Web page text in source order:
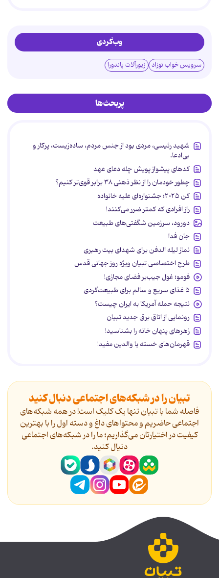
وب‌گردی
سرویس خواب نوزاد زیورآلات پاندورا
پربحث‌ها
شهید رئیسی، مردی بود از جنس مردم، ساده‌زیست، پرکار و
بی‌ادعا.
کدهای پیشواز پویش چله دعای عهد
چطور خودمان را از نظر ذهنی ۳۸ برابر قوی‌تر کنیم؟
کن ۲۰۲۵؛ جشنواره‌ای علیه خانواده
راز افرادی که کمتر ضرر می‌کنند!
دورود، سرزمین شگفتی‌های طبیعت
جان فدا
نماز لیله الدفن برای شهدای بیت رهبری
طرح اختصاصی تبیان ویژه روز جهانی قدس
فومو؛ غول جیب‌بر فضای مجازی!
۵ غذای سریع و سالم برای طبیعت‌گردی
نتیجه حمله آمریکا به ایران چیست؟
رونمایی از اتاق برق جدید تبیان
زهرهای پنهان خانه را بشناسید!
قهرمان‌های خسته یا والدین مفید!
تبیان را در شبکه‌های اجتماعی دنبال کنید
فاصله شما با تبیان تنها یک کلیک است! در همه شبکه‌های
اجتماعی حاضریم و محتواهای داغ و دسته اول را با بهترین
کیفیت در اختیارتان می‌گذاریم؛ ما را در شبکه‌های اجتماعی
دنیال کنید.